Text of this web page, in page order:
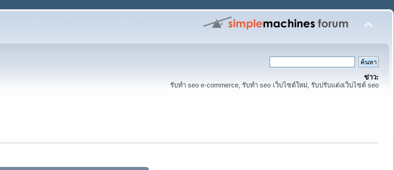
ข่าว:
รับทำ seo e-commerce, รับทำ seo เว็บไซต์ใหม่, รับปรับแต่งเว็บไซต์ seo